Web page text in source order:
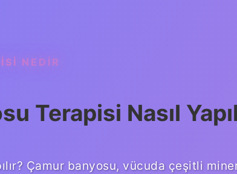
NEDIR
Terapisi Nasıl
Çamur banyosu, vücuda çeşitli